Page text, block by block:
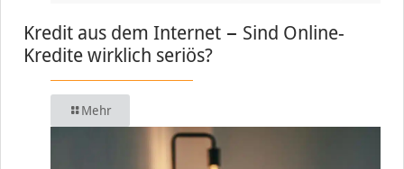
Kredit aus dem Internet − Sind Online-
Kredite wirklich seriös?
Mehr